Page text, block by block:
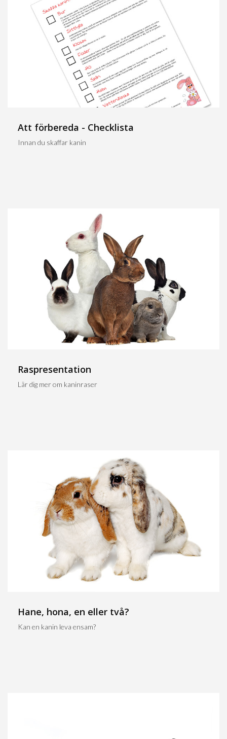
Att förbereda - Checklista
Innan du skaffar kanin
Raspresentation
Lär dig mer om kaninraser
Hane, hona, en eller två?
Kan en kanin leva ensam?